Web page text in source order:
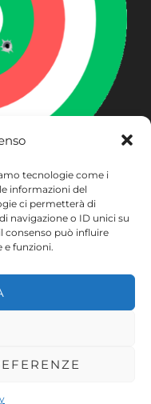
tecnologie come i
informazioni del
ci permetterà di
navigazione o ID unici su
consenso può influire
e funzioni.